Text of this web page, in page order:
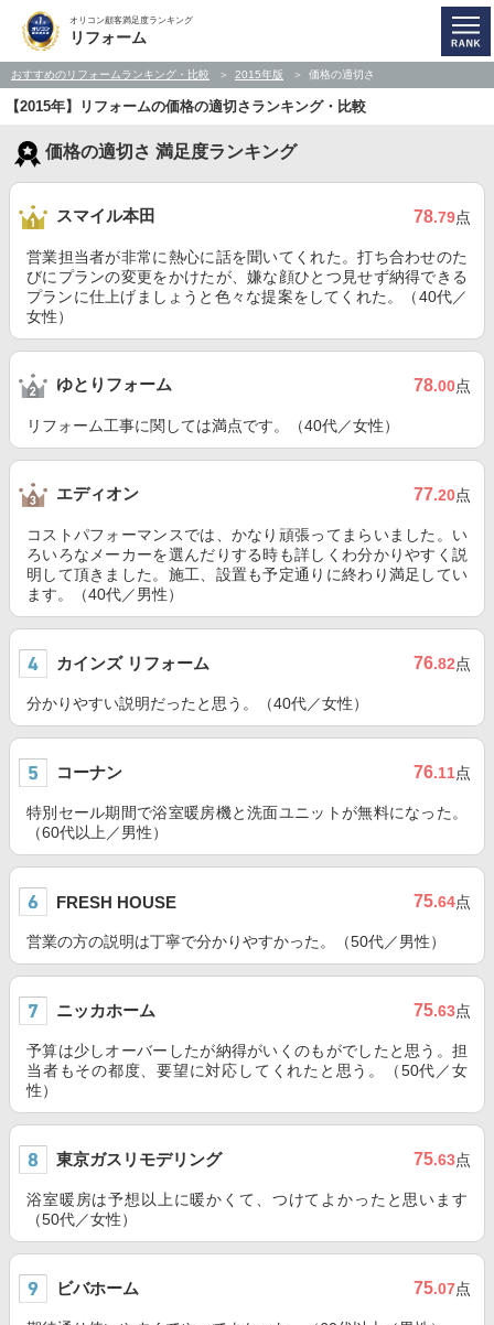
オリコン顧客満足度ランキング
リフォーム
おすすめのリフォームランキング・比較 2015年版 価格の適切さ
【2015年】リフォームの価格の適切さランキング・比較
価格の適切さ 満足度ランキング
スマイル本田 78.79点
営業担当者が非常に熱心に話を聞いてくれた。打ち合わせのた
びにプランの変更をかけたが、嫌な顔ひとつ見せず納得できる
プランに仕上げましょうと色々な提案をしてくれた。（40代／
女性）
ゆとりフォーム 78.00点
リフォーム工事に関しては満点です。（40代／女性）
エディオン 77.20点
コストパフォーマンスでは、かなり頑張ってまらいました。い
ろいろなメーカーを選んだりする時も詳しくわ分かりやすく説
明して頂きました。施工、設置も予定通りに終わり満足してい
ます。（40代／男性）
カインズ リフォーム 76.82点
分かりやすい説明だったと思う。（40代／女性）
コーナン 76.11点
特別セール期間で浴室暖房機と洗面ユニットが無料になった。
（60代以上／男性）
FRESH HOUSE 75.64点
営業の方の説明は丁寧で分かりやすかった。（50代／男性）
ニッカホーム 75.63点
予算は少しオーバーしたが納得がいくのもがでしたと思う。担
当者もその都度、要望に対応してくれたと思う。（50代／女
性）
東京ガスリモデリング 75.63点
浴室暖房は予想以上に暖かくて、つけてよかったと思います
（50代／女性）
ビバホーム 75.07点